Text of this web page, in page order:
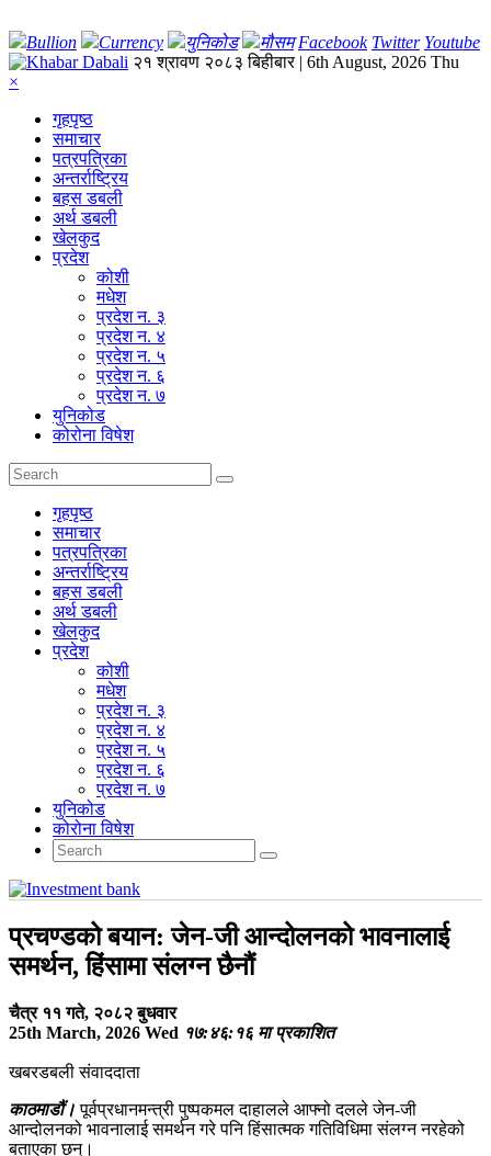
Bullion Currency युनिकोड मौसम Facebook Twitter Youtube
२१ श्रावण २०८३ बिहीबार | 6th August, 2026 Thu
×
गृहपृष्‍ठ
समाचार
पत्रपत्रिका
अन्तर्राष्ट्रिय
बहस डबली
अर्थ डबली
खेलकुद
प्रदेश
कोशी
मधेश
प्रदेश न. ३
प्रदेश न. ४
प्रदेश न. ५
प्रदेश न. ६
प्रदेश न. ७
युनिकोड
कोरोना विषेश
गृहपृष्‍ठ
समाचार
पत्रपत्रिका
अन्तर्राष्ट्रिय
बहस डबली
अर्थ डबली
खेलकुद
प्रदेश
कोशी
मधेश
प्रदेश न. ३
प्रदेश न. ४
प्रदेश न. ५
प्रदेश न. ६
प्रदेश न. ७
युनिकोड
कोरोना विषेश
प्रचण्डको बयान: जेन-जी आन्दोलनको भावनालाई
समर्थन, हिंसामा संलग्न छैनौं
चैत्र ११ गते, २०८२ बुधवार
25th March, 2026 Wed १७:४६:१६ मा प्रकाशित
खबरडबली संवाददाता
काठमाडौं।पूर्वप्रधानमन्त्री पुष्पकमल दाहालले आफ्नो दलले जेन-जी
आन्दोलनको भावनालाई समर्थन गरे पनि हिंसात्मक गतिविधिमा संलग्न नरहेको
बताएका छन्।